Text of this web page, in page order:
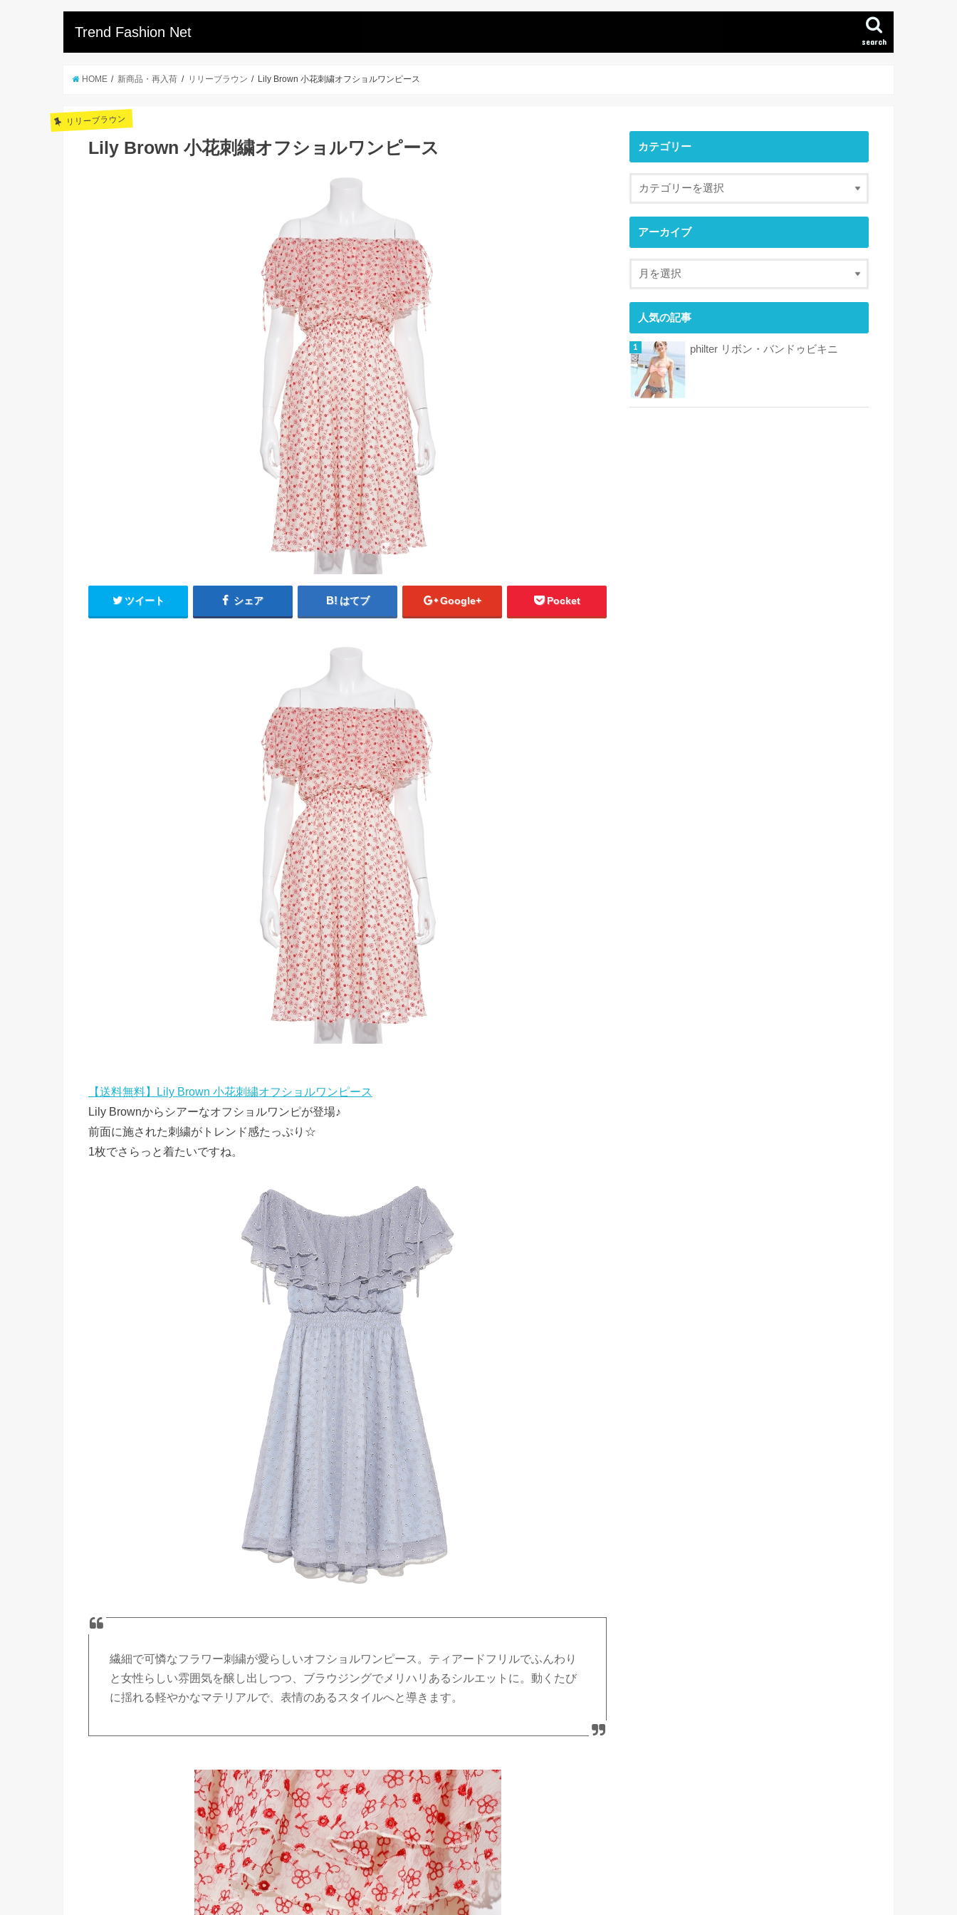
Trend Fashion Net
search
HOME 新商品・再入荷 リリーブラウン Lily Brown 小花刺繍オフショルワンピース
リリーブラウン
Lily Brown 小花刺繍オフショルワンピース
ツイート シェア はてブ Google+ Pocket
【送料無料】Lily Brown 小花刺繍オフショルワンピース
Lily Brownからシアーなオフショルワンピが登場♪
前面に施された刺繍がトレンド感たっぷり☆
1枚でさらっと着たいですね。
繊細で可憐なフラワー刺繍が愛らしいオフショルワンピース。ティアードフリルでふんわり
と女性らしい雰囲気を醸し出しつつ、ブラウジングでメリハリあるシルエットに。動くたび
に揺れる軽やかなマテリアルで、表情のあるスタイルへと導きます。
カテゴリー
アーカイブ
人気の記事
philter リボン・バンドゥビキニ